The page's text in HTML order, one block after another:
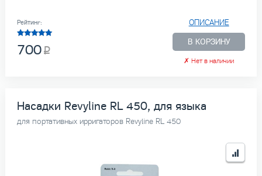
ОПИСАНИЕ
В КОРЗИНУ
✗ Нет в наличии
Рейтинг:
700
Насадки Revyline RL 450, для языка
для портативных ирригаторов Revyline RL 450